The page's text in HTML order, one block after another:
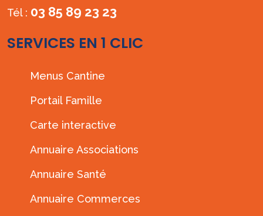
Tél : 03 85 89 23 23
SERVICES EN 1 CLIC
Menus Cantine
Portail Famille
Carte interactive
Annuaire Associations
Annuaire Santé
Annuaire Commerces